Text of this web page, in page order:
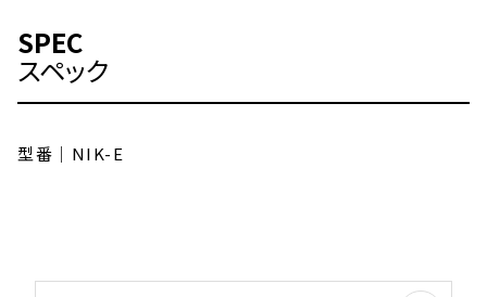
SPEC
スペック
型番｜NIK-E